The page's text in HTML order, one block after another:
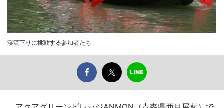
渓流下りに挑戦する参加者たち